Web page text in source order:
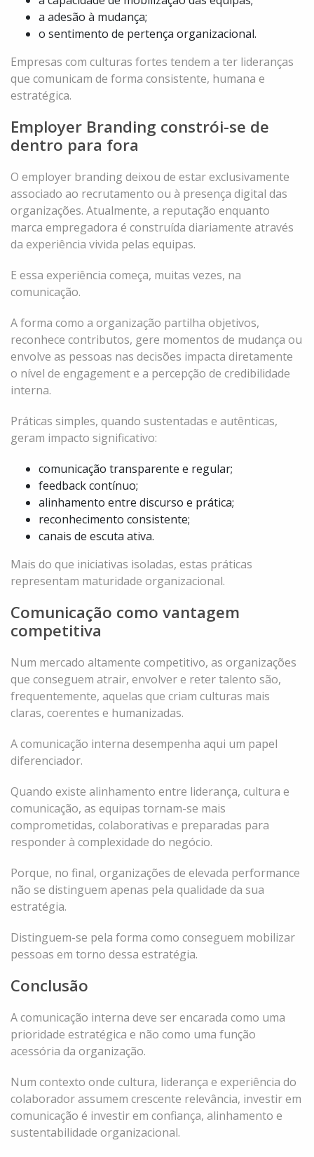
a adesão à mudança;
o sentimento de pertença organizacional.
Empresas com culturas fortes tendem a ter lideranças
que comunicam de forma consistente, humana e
estratégica.
Employer Branding constrói-se de
dentro para fora
O employer branding deixou de estar exclusivamente
associado ao recrutamento ou à presença digital das
organizações. Atualmente, a reputação enquanto
marca empregadora é construída diariamente através
da experiência vivida pelas equipas.
E essa experiência começa, muitas vezes, na
comunicação.
A forma como a organização partilha objetivos,
reconhece contributos, gere momentos de mudança ou
envolve as pessoas nas decisões impacta diretamente
o nível de engagement e a percepção de credibilidade
interna.
Práticas simples, quando sustentadas e autênticas,
geram impacto significativo:
comunicação transparente e regular;
feedback contínuo;
alinhamento entre discurso e prática;
reconhecimento consistente;
canais de escuta ativa.
Mais do que iniciativas isoladas, estas práticas
representam maturidade organizacional.
Comunicação como vantagem
competitiva
Num mercado altamente competitivo, as organizações
que conseguem atrair, envolver e reter talento são,
frequentemente, aquelas que criam culturas mais
claras, coerentes e humanizadas.
A comunicação interna desempenha aqui um papel
diferenciador.
Quando existe alinhamento entre liderança, cultura e
comunicação, as equipas tornam-se mais
comprometidas, colaborativas e preparadas para
responder à complexidade do negócio.
Porque, no final, organizações de elevada performance
não se distinguem apenas pela qualidade da sua
estratégia.
Distinguem-se pela forma como conseguem mobilizar
pessoas em torno dessa estratégia.
Conclusão
A comunicação interna deve ser encarada como uma
prioridade estratégica e não como uma função
acessória da organização.
Num contexto onde cultura, liderança e experiência do
colaborador assumem crescente relevância, investir em
comunicação é investir em confiança, alinhamento e
sustentabilidade organizacional.